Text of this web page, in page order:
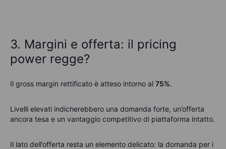
3. Margini e offerta: il pricing
power regge?
Il gross margin rettificato è atteso intorno al 75%.
Livelli elevati indicherebbero una domanda forte, un’offerta
ancora tesa e un vantaggio competitivo di piattaforma intatto.
Il lato dell’offerta resta un elemento delicato: la domanda per i